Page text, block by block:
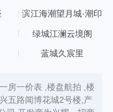
滨江海潮望月城·潮印
绿城江澜云境阁
蓝城久宸里
房一价表 ,楼盘航拍 ,楼
五路闻博花城2号楼,产